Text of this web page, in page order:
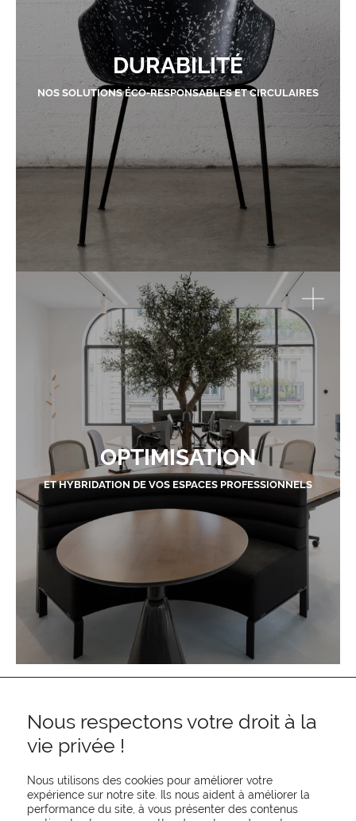
DURABILITÉ
NOS SOLUTIONS ÉCO-RESPONSABLES ET CIRCULAIRES
OPTIMISATION
ET HYBRIDATION DE VOS ESPACES PROFESSIONNELS
Nous respectons votre droit à la
vie privée !
Nous utilisons des cookies pour améliorer votre
expérience sur notre site. Ils nous aident à améliorer la
performance du site, à vous présenter des contenus